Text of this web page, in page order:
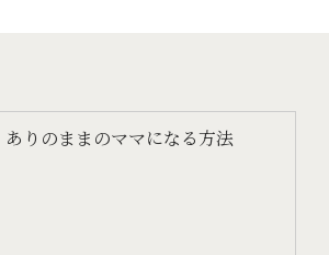
ありのままのママになる方法